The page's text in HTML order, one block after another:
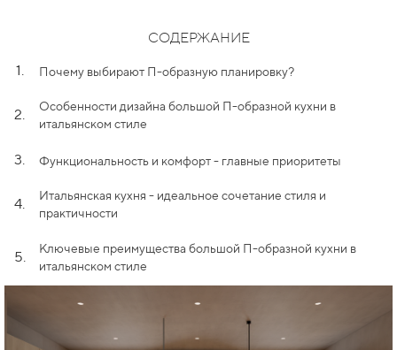
СОДЕРЖАНИЕ
1.
Почему выбирают П-образную планировку?
2.
Особенности дизайна большой П-образной кухни в
итальянском стиле
3. Функциональность и комфорт - главные приоритеты
4.
Итальянская кухня - идеальное сочетание стиля и
практичности
5.
Ключевые преимущества большой П-образной кухни в
итальянском стиле